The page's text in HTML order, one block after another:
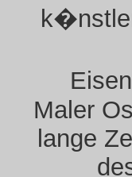
Maler
lange